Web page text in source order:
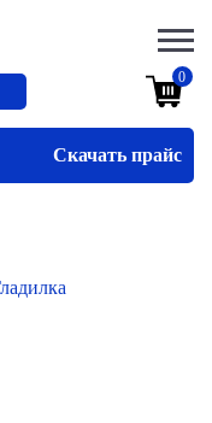
0
Скачать прайс